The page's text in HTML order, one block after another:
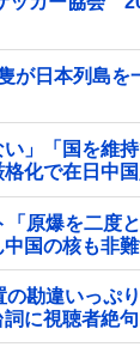
が日本列島
い」「国を維
化で在日中
「原爆を二度
国の核も非
の勘違いっぷ
に視聴者絶
思惑がひし